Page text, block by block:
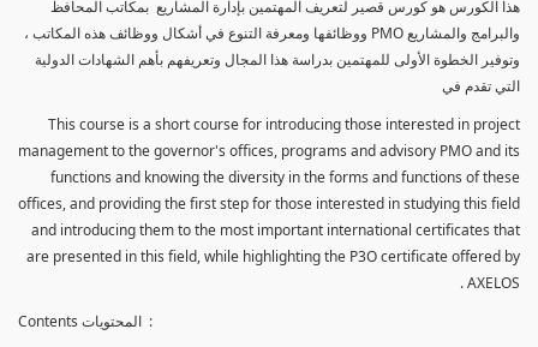
هذا الكورس هو كورس قصير لتعريف المهتمين بإدارة المشاريع بمكاتب المحافظ
والبرامج والمشاريع PMO ووظائفها ومعرفة التنوع في أشكال ووظائف هذه المكاتب ،
وتوفير الخطوة الأولى للمهتمين بدراسة هذا المجال وتعريفهم بأهم الشهادات الدولية
التي تقدم في
This course is a short course for introducing those interested in project
management to the governor's offices, programs and advisory PMO and its
functions and knowing the diversity in the forms and functions of these
offices, and providing the first step for those interested in studying this field
and introducing them to the most important international certificates that
are presented in this field, while highlighting the P3O certificate offered by
AXELOS .
Contents المحتويات :